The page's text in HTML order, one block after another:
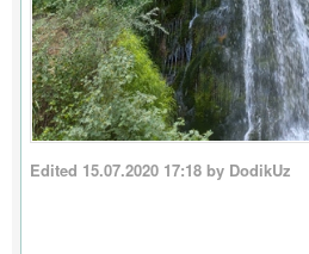
Edited 15.07.2020 17:18 by DodikUz